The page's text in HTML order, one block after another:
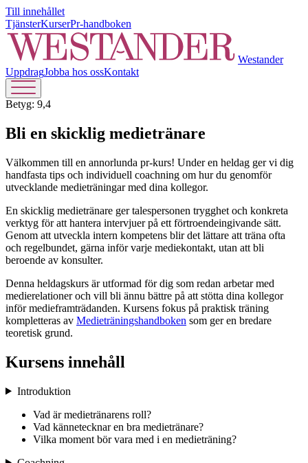
Till innehållet
TjänsterKurserPr-handboken
Westander
UppdragJobba hos ossKontakt
Betyg: 9,4
Bli en skicklig medietränare
Välkommen till en annorlunda pr-kurs! Under en heldag ger vi dig
handfasta tips och individuell coachning om hur du genomför
utvecklande medieträningar med dina kollegor.
En skicklig medietränare ger talespersonen trygghet och konkreta
verktyg för att hantera intervjuer på ett förtroendeingivande sätt.
Genom att utveckla intern kompetens blir det lättare att träna ofta
och regelbundet, gärna inför varje mediekontakt, utan att bli
beroende av konsulter.
Denna heldagskurs är utformad för dig som redan arbetar med
medierelationer och vill bli ännu bättre på att stötta dina kollegor
inför medieframträdanden. Kursens fokus på praktisk träning
kompletteras av Medieträningshandboken som ger en bredare
teoretisk grund.
Kursens innehåll
Introduktion
Vad är medietränarens roll?
Vad kännetecknar en bra medietränare?
Vilka moment bör vara med i en medieträning?